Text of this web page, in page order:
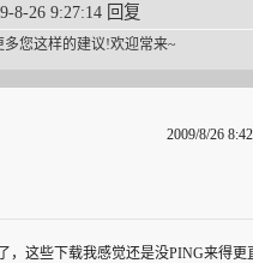
8-26 9:27:14 回复
您这样的建议!欢迎常来~
2009/8/26
，这些下载我感觉还是没PING来得更